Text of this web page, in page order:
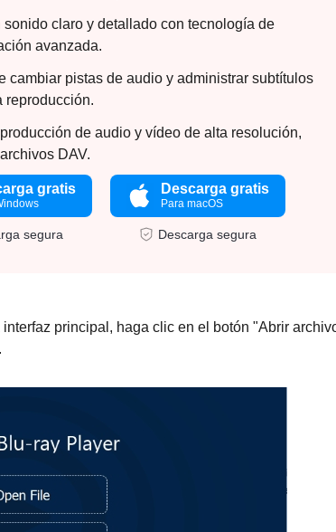
sonido claro y detallado con tecnología de
avanzada.
cambiar pistas de audio y administrar subtítulos
reproducción.
de audio y vídeo de alta resolución,
DAV.
gratis
segura
Descarga gratis
Para macOS
Descarga segura
principal, haga clic en el botón "Abrir